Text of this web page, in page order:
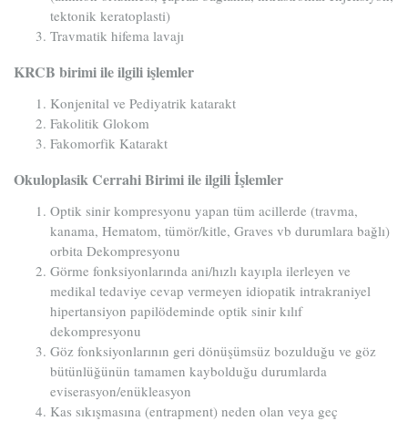
tektonik keratoplasti)
Travmatik hifema lavajı
KRCB birimi ile ilgili işlemler
Konjenital ve Pediyatrik katarakt
Fakolitik Glokom
Fakomorfik Katarakt
Okuloplasik Cerrahi Birimi ile ilgili İşlemler
Optik sinir kompresyonu yapan tüm acillerde (travma,
kanama, Hematom, tümör/kitle, Graves vb durumlara bağlı)
orbita Dekompresyonu
Görme fonksiyonlarında ani/hızlı kayıpla ilerleyen ve
medikal tedaviye cevap vermeyen idiopatik intrakraniyel
hipertansiyon papilödeminde optik sinir kılıf
dekompresyonu
Göz fonksiyonlarının geri dönüşümsüz bozulduğu ve göz
bütünlüğünün tamamen kaybolduğu durumlarda
eviserasyon/enükleasyon
Kas sıkışmasına (entrapment) neden olan veya geç